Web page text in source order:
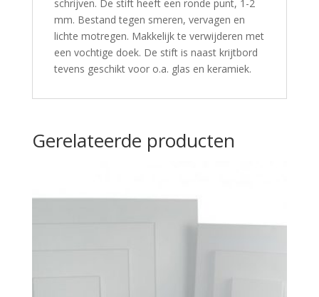
schrijven. De stift heeft een ronde punt, 1-2
mm. Bestand tegen smeren, vervagen en
lichte motregen. Makkelijk te verwijderen met
een vochtige doek. De stift is naast krijtbord
tevens geschikt voor o.a. glas en keramiek.
Gerelateerde producten